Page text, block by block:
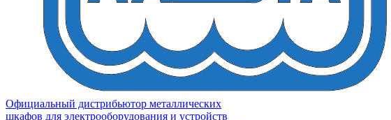
Официальный дистрибьютор металлических
шкафов для электрооборудования и устройств